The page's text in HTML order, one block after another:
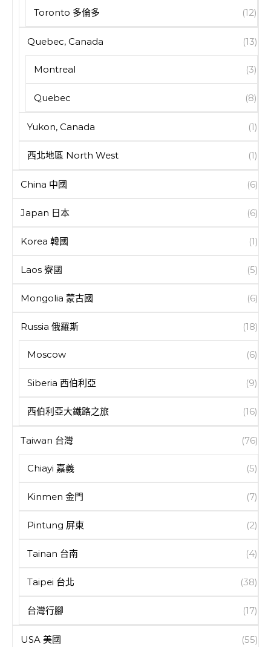
Toronto 多倫多 (12)
Quebec, Canada (13)
Montreal (3)
Quebec (8)
Yukon, Canada (1)
西北地區 North West (1)
China 中國 (6)
Japan 日本 (6)
Korea 韓國 (1)
Laos 寮國 (5)
Mongolia 蒙古國 (6)
Russia 俄羅斯 (18)
Moscow (6)
Siberia 西伯利亞 (9)
西伯利亞大鐵路之旅 (16)
Taiwan 台灣 (76)
Chiayi 嘉義 (5)
Kinmen 金門 (7)
Pintung 屏東 (2)
Tainan 台南 (4)
Taipei 台北 (38)
台灣行腳 (17)
USA 美國 (55)